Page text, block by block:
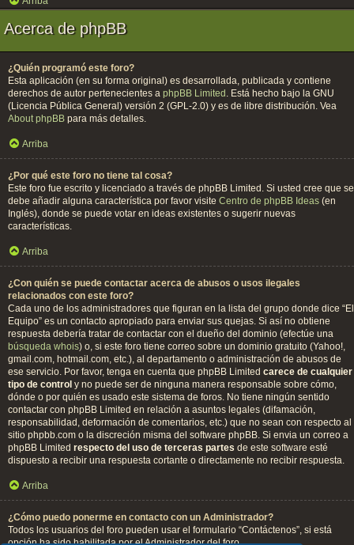
Acerca de phpBB
¿Quién programó este foro?
Esta aplicación (en su forma original) es desarrollada, publicada y contiene
derechos de autor pertenecientes a phpBB Limited . Está hecho bajo la GNU
(Licencia Pública General) versión 2 (GPL-2.0) y es de libre distribución. Vea
About phpBB para más detalles.
Arriba
¿Por qué este foro no tiene tal cosa?
Este foro fue escrito y licenciado a través de phpBB Limited. Si usted cree que se
debe añadir alguna característica por favor visite Centro de phpBB Ideas (en
Inglés), donde se puede votar en ideas existentes o sugerir nuevas
características.
Arriba
¿Con quién se puede contactar acerca de abusos o usos ilegales
relacionados con este foro?
Cada uno de los administradores que figuran en la lista del grupo donde dice “El
Equipo” es un contacto apropiado para enviar sus quejas. Si así no obtiene
respuesta debería tratar de contactar con el dueño del dominio (efectúe una
búsqueda whois) o, si este foro tiene correo sobre un dominio gratuito (Yahoo!,
gmail.com, hotmail.com, etc.), al departamento o administración de abusos de
ese servicio. Por favor, tenga en cuenta que phpBB Limited carece de cualquier
tipo de control y no puede ser de ninguna manera responsable sobre cómo,
dónde o por quién es usado este sistema de foros. No tiene ningún sentido
contactar con phpBB Limited en relación a asuntos legales (difamación,
responsabilidad, deformación de comentarios, etc.) que no sean con respecto al
sitio phpbb.com o la discreción misma del software phpBB. Si envia un correo a
phpBB Limited respecto del uso de terceras partes de este software esté
dispuesto a recibir una respuesta cortante o directamente no recibir respuesta.
Arriba
¿Cómo puedo ponerme en contacto con un Administrador?
Todos los usuarios del foro pueden usar el formulario “Contáctenos”, si está
opción ha sido habilitada por el Administrador del foro.